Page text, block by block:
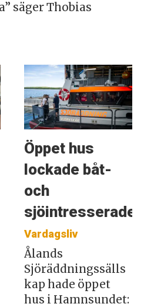
säger Thobias
Öppet hus
lockade båt-
och
sjöintresserade
Vardagsliv
Ålands
Sjöräddningssälls
kap hade öppet
hus i Hamnsundet: